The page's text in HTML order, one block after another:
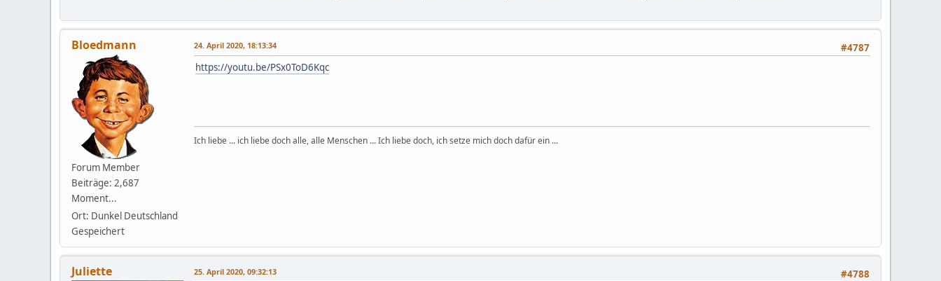
Bloedmann
Forum Member
Beiträge: 2,687
Moment...
Ort: Dunkel Deutschland
Gespeichert
#4787
24. April 2020, 18:13:34
https://youtu.be/PSx0ToD6Kqc
Ich liebe ... ich liebe doch alle, alle Menschen ... Ich liebe doch, ich setze mich doch dafür ein ...
Juliette #4788
25. April 2020, 09:32:13